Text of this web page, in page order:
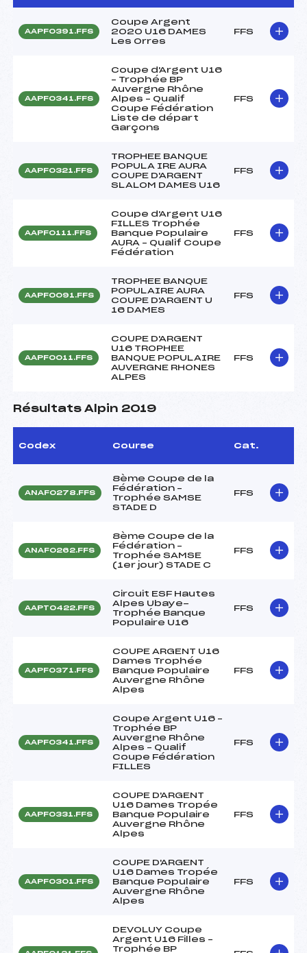
AAPF0391.FFS
Coupe Argent
2020 U16 DAMES
Les Orres
FFS
AAPF0341.FFS
Coupe d'Argent U16
– Trophée BP
Auvergne Rhône
Alpes – Qualif
Coupe Fédération
Liste de départ
Garçons
FFS
AAPF0321.FFS
TROPHEE BANQUE
POPULA IRE AURA
COUPE D'ARGENT
SLALOM DAMES U16
FFS
AAPF0111.FFS
Coupe d'Argent U16
FILLES Trophée
Banque Populaire
AURA – Qualif Coupe
Fédération
FFS
AAPF0091.FFS
TROPHEE BANQUE
POPULAIRE AURA
COUPE D'ARGENT U
16 DAMES
FFS
AAPF0011.FFS
COUPE D'ARGENT
U16 TROPHEE
BANQUE POPULAIRE
AUVERGNE RHONES
ALPES
FFS
Résultats Alpin 2019
Codex Course Cat.
ANAF0278.FFS
8ème Coupe de la
Fédération –
Trophée SAMSE
STADE D
FFS
ANAF0262.FFS
8ème Coupe de la
Fédération –
Trophée SAMSE
(1er jour) STADE C
FFS
AAPT0422.FFS
Circuit ESF Hautes
Alpes Ubaye-
Trophée Banque
Populaire U16
FFS
AAPF0371.FFS
COUPE ARGENT U16
Dames Trophée
Banque Populaire
Auvergne Rhône
Alpes
FFS
AAPF0341.FFS
Coupe Argent U16 –
Trophée BP
Auvergne Rhône
Alpes – Qualif
Coupe Fédération
FILLES
FFS
AAPF0331.FFS
COUPE D'ARGENT
U16 Dames Tropée
Banque Populaire
Auvergne Rhône
Alpes
FFS
AAPF0301.FFS
COUPE D'ARGENT
U16 Dames Tropée
Banque Populaire
Auvergne Rhône
Alpes
FFS
DEVOLUY Coupe
Argent U16 Filles –
Trophée BP